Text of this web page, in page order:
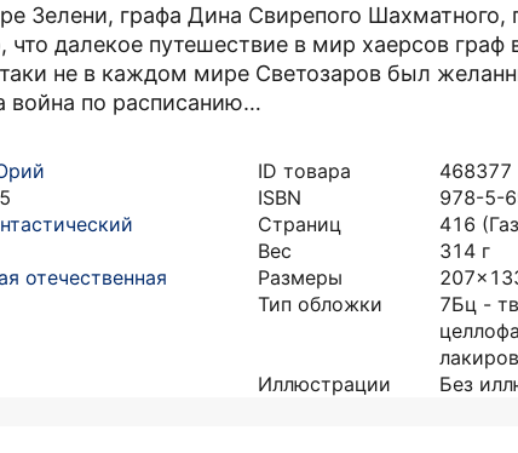
Зелени, графа Дина Свирепого Шахматного,
что далекое путешествие в мир хаерсов граф
не в каждом мире Светозаров был
война по расписанию…
отечественная
ID товара
468377
ISBN
978-5-
Страниц
416
Вес
314 г
Размеры
Тип обложки
7Бц -
Иллюстрации
Без